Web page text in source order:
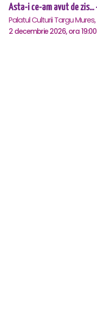
2 decembrie 2026, ora 19:00